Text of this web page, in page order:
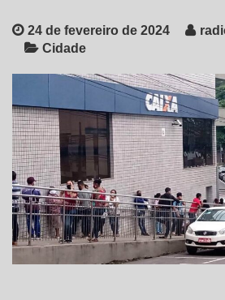
24 de fevereiro de 2024
Cidade